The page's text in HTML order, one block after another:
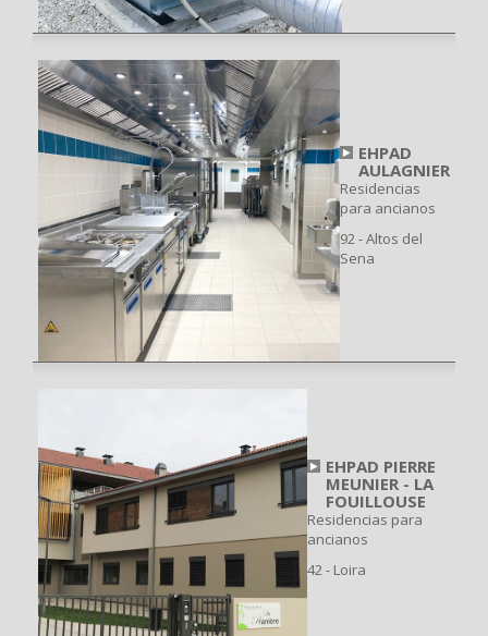
EHPAD
AULAGNIER
Residencias
para ancianos
92 - Altos del
Sena
EHPAD PIERRE
MEUNIER - LA
FOUILLOUSE
Residencias para
ancianos
42 - Loira